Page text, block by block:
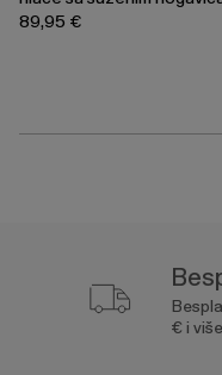
89,95 €
€ i više.